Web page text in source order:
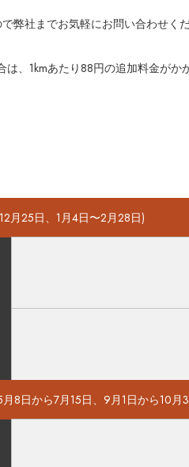
弊社までお気軽にお問い合わせく
、1kmあたり88円の追加料金がか
月25日、1月4日〜2月28日)
8日から7月15日、9月1日から10月